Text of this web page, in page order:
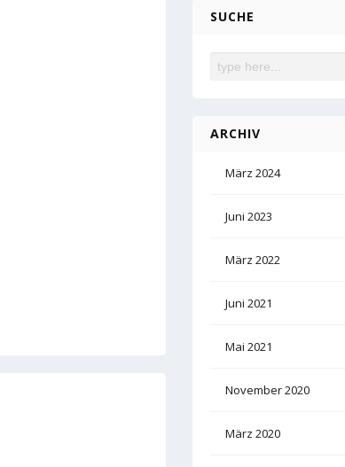
SUCHE
ARCHIV
März 2024
Juni 2023
März 2022
Juni 2021
Mai 2021
November 2020
März 2020